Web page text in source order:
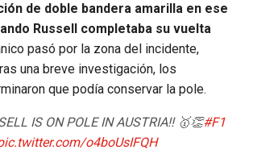
de doble bandera amarilla en ese
Russell completaba su vuelta
pasó por la zona del incidente,
una breve investigación, los
que podía conservar la pole.
IS ON POLE IN AUSTRIA!! 🥇👏#F1
o4boUsIFQH